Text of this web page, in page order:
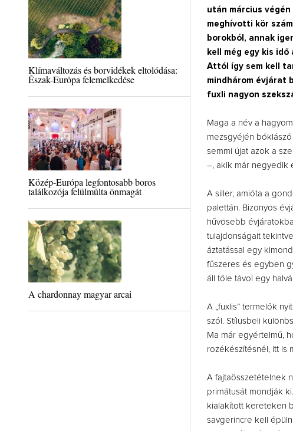
Klímaváltozás és borvidékek eltolódása:
Észak-Európa felemelkedése
Közép-Európa legfontosabb boros
találkozója felülmúlta önmagát
A chardonnay magyar arcai
után március
meghívotti kör
borokból, annak
kell még egy kis
Attól így sem kell
mindhárom évjárat
fuxli nagyon
Maga a név a
mezsgyéjén
semmi újat azok a
–, akik már negyedik
A siller, amióta a
palettán. Bizonyos
hűvösebb
tulajdonságait
áztatással egy
fűszeres és egyben
áll tőle távol egy
A „fuxlis” termelők
szól. Stílusbeli
Ma már egyértelmű,
rozékészítésnél, itt is
A fajtaösszetételnek
primátusát mondják
kialakított kereteken
savgerincre kell